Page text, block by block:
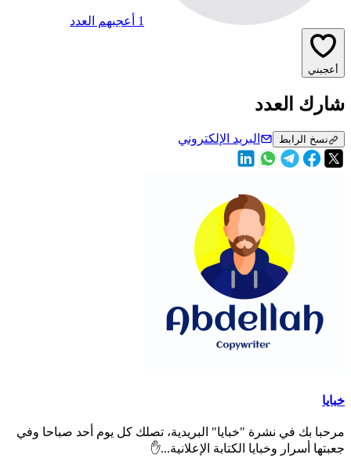
1 أعجبهم العدد
أعجبني
شارك العدد
نسخ الرابط البريد الإلكتروني
خبايا
مرحبا بك في نشرة "خبايا" البريدية، تصلك كل يوم أحد صباحا وفي
جعبتها أسرار وخبايا الكتابة الإعلانية...✋